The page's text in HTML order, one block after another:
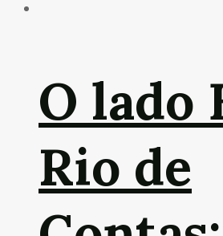
O lado
Rio de